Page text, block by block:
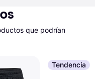
que podrían
Tendencia